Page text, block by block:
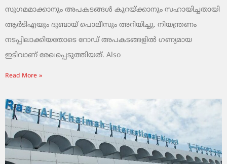
സുഗമമാക്കാനും അപകടങ്ങൾ കുറയ്ക്കാനും സഹായിച്ചതായി
ആർടിഎയും ദുബായ് പൊലീസും അറിയിച്ചു. നിയന്ത്രണം
നടപ്പിലാക്കിയതോടെ റോഡ് അപകടങ്ങളിൽ ഗണ്യമായ
ഇടിവാണ് രേഖപ്പെടുത്തിയത്. Also
Read More »